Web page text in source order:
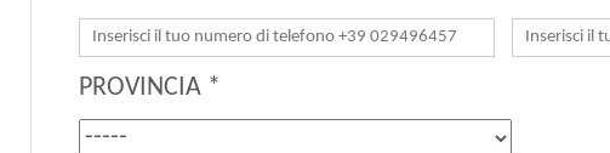
PROVINCIA *